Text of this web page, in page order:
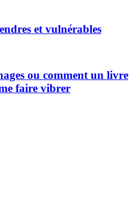
et vulnérables
ou comment un livre
faire vibrer